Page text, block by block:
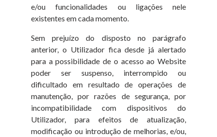
e/ou funcionalidades ou ligações nele
existentes em cada momento.
Sem prejuízo do disposto no parágrafo
anterior, o Utilizador fica desde já alertado
para a possibilidade de o acesso ao Website
poder ser suspenso, interrompido ou
dificultado em resultado de operações de
manutenção, por razões de segurança, por
incompatibilidade com dispositivos do
Utilizador, para efeitos de atualização,
modificação ou introdução de melhorias, e/ou,